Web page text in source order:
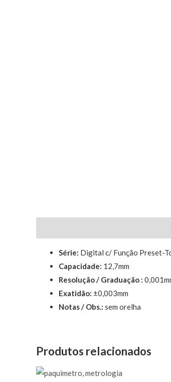
Série: Digital c/ Função Preset-
Capacidade: 12,7mm
Resolução / Graduação :
Exatidão: ±0,003mm
Notas / Obs.: sem orelha
Produtos relacionados